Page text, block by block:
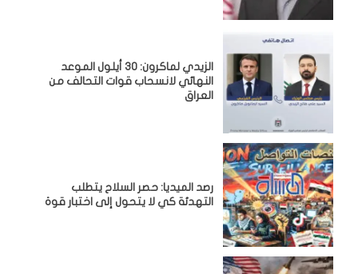
الزيدي لماكرون: 30 أيلول الموعد
النهائي لانسحاب قوات التحالف من
العراق
رصد الميديا: حصر السلاح يتطلب
التهدئة كي لا يتحول إلى اختبار قوة